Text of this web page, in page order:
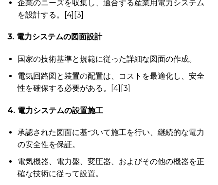
企業のニーズを収集し、適合する産業用電力システム
を設計する。[4][3]
3. 電力システムの図面設計
国家の技術基準と規範に従った詳細な図面の作成。
電気回路図と装置の配置は、コストを最適化し、安全
性を確保する必要がある。[4][3]
4. 電力システムの設置施工
承認された図面に基づいて施工を行い、継続的な電力
の安全性を保証。
電気機器、電力盤、変圧器、およびその他の機器を正
確な技術に従って設置。